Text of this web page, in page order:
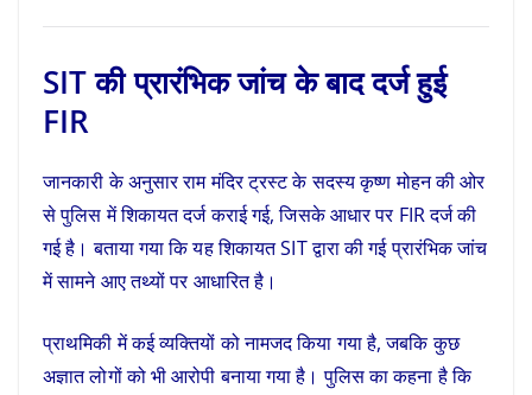
SIT की प्रारंभिक जांच के बाद दर्ज हुई
FIR
जानकारी के अनुसार राम मंदिर ट्रस्ट के सदस्य कृष्ण मोहन की ओर
से पुलिस में शिकायत दर्ज कराई गई, जिसके आधार पर FIR दर्ज की
गई है। बताया गया कि यह शिकायत SIT द्वारा की गई प्रारंभिक जांच
में सामने आए तथ्यों पर आधारित है।
प्राथमिकी में कई व्यक्तियों को नामजद किया गया है, जबकि कुछ
अज्ञात लोगों को भी आरोपी बनाया गया है। पुलिस का कहना है कि